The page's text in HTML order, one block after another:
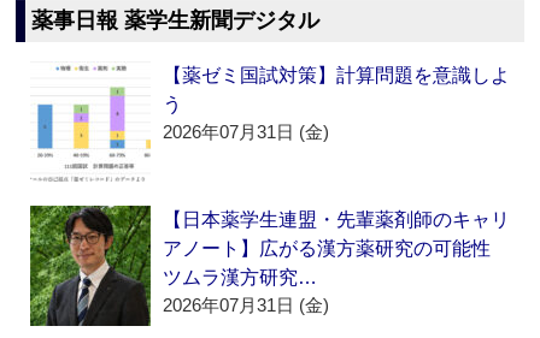
薬事日報 薬学生新聞デジタル
【薬ゼミ国試対策】計算問題を意識しよ
う
2026年07月31日 (金)
【日本薬学生連盟・先輩薬剤師のキャリ
アノート】広がる漢方薬研究の可能性
ツムラ漢方研究…
2026年07月31日 (金)